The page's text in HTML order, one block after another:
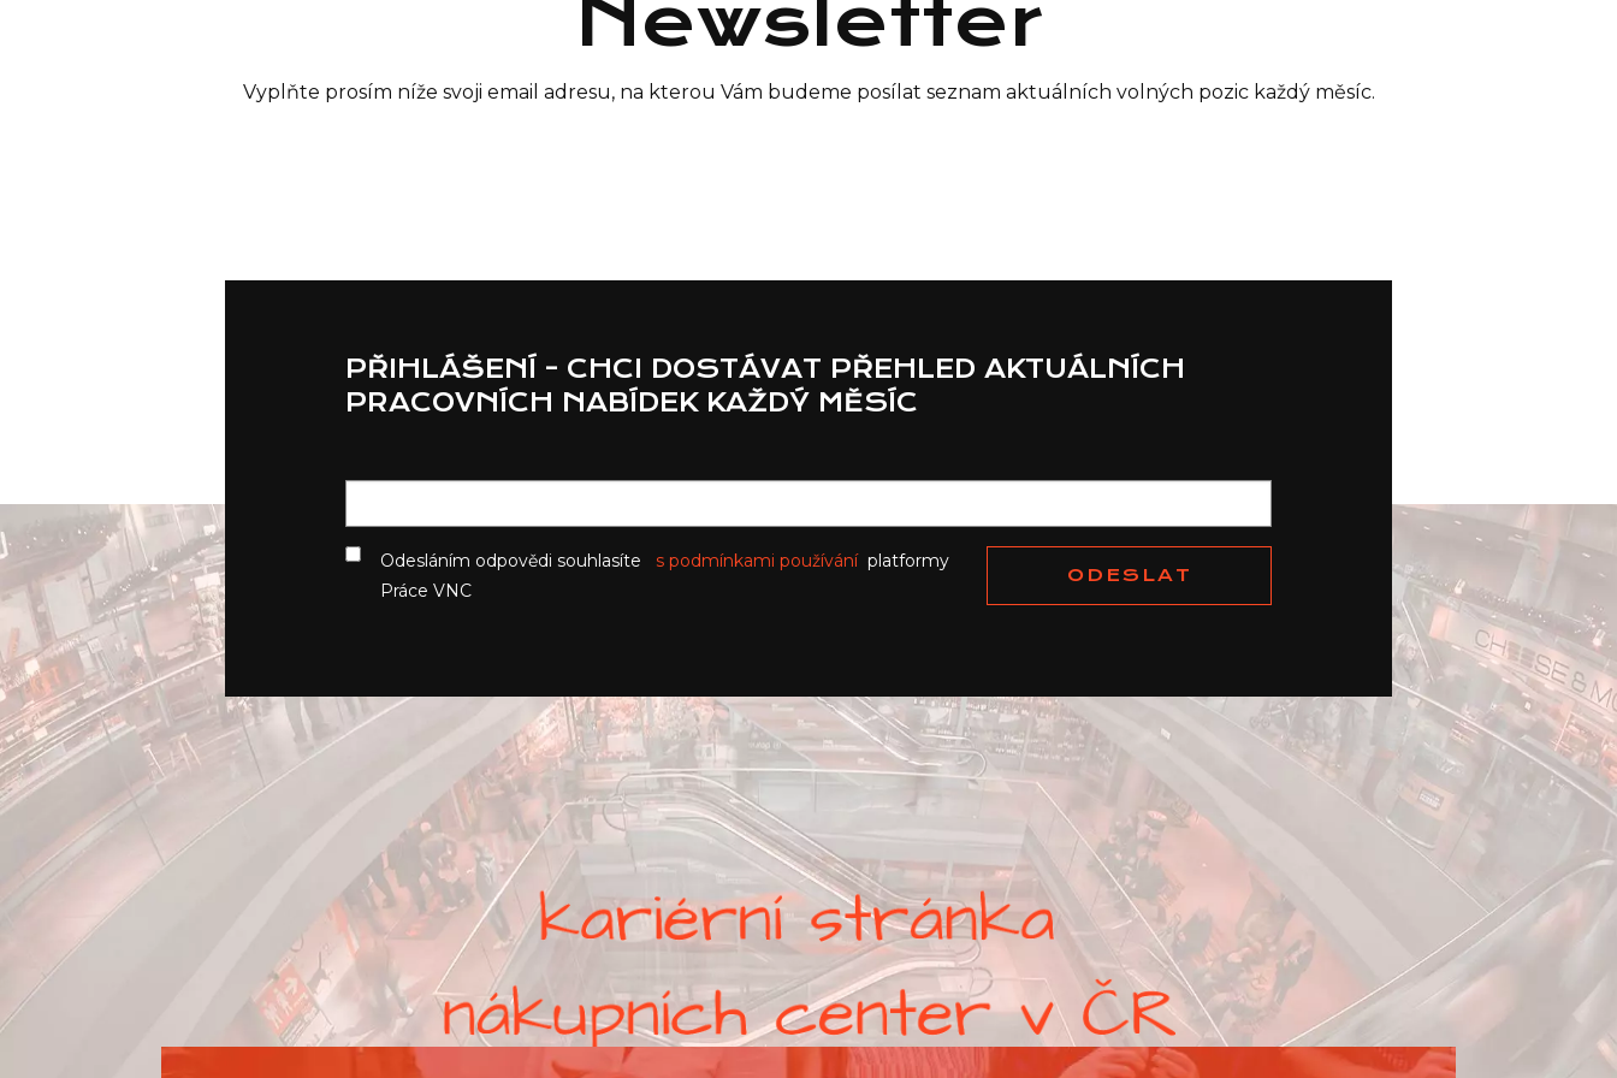
Newsletter
Vyplňte prosím níže svoji email adresu, na kterou Vám budeme posílat seznam aktuálních volných pozic každý měsíc.
PŘIHLÁŠENÍ - CHCI DOSTÁVAT PŘEHLED AKTUÁLNÍCH
PRACOVNÍCH NABÍDEK KAŽDÝ MĚSÍC
Odesláním odpovědi souhlasíte s podmínkami používáníplatformy
Práce VNC